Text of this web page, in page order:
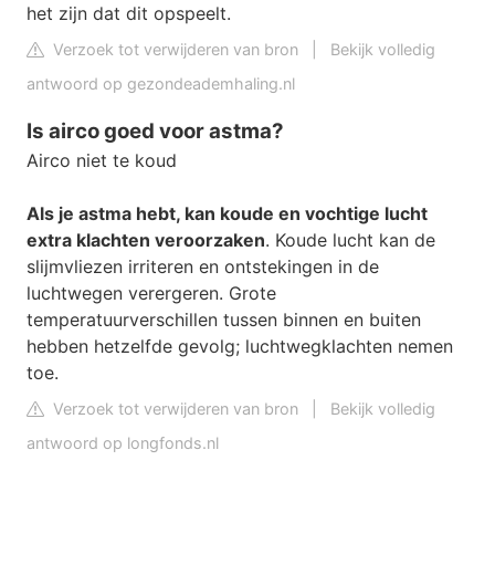
het zijn dat dit opspeelt.
Verzoek tot verwijderen van bron
Bekijk volledig
antwoord op gezondeademhaling.nl
Is airco goed voor astma?
Airco niet te koud
Als je astma hebt, kan koude en vochtige lucht
extra klachten veroorzaken. Koude lucht kan de
slijmvliezen irriteren en ontstekingen in de
luchtwegen verergeren. Grote
temperatuurverschillen tussen binnen en buiten
hebben hetzelfde gevolg; luchtwegklachten nemen
toe.
Verzoek tot verwijderen van bron
Bekijk volledig
antwoord op longfonds.nl